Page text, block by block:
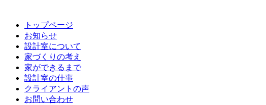
トップページ
お知らせ
設計室について
家づくりの考え
家ができるまで
設計室の仕事
クライアントの声
お問い合わせ